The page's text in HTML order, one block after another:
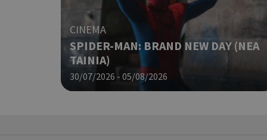
CINEMA
SPIDER-MAN: BRAND NEW DAY (ΝΕΑ
ΤΑΙΝΙΑ)
30/07/2026 - 05/08/2026
LangCookie